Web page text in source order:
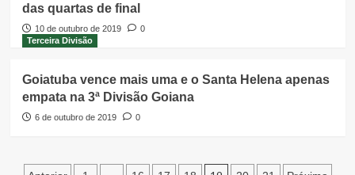
das quartas de final
10 de outubro de 2019
0
Terceira Divisão
Goiatuba vence mais uma e o Santa Helena apenas
empata na 3ª Divisão Goiana
6 de outubro de 2019 0